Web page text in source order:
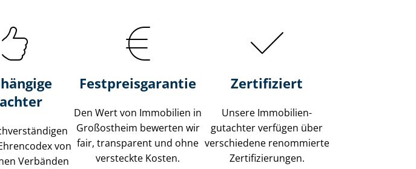
von
Verbänden
Festpreis​garantie
Den Wert von Immobilien in
Großostheim bewerten wir
fair, transparent und ohne
versteckte Kosten.
Zertifiziert
Unsere Immobilien­
gutachter verfügen über
verschiedene renommierte
Zer­ti­fi­zie­run­gen.